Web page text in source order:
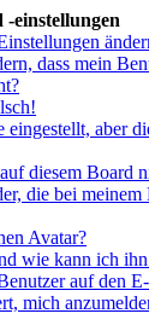
einstellungen
dass mein
eingestellt, aber
diesem Board
die bei meinem
Avatar?
wie kann ich
auf den
mich